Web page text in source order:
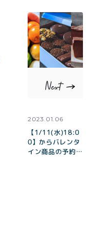
2023.01.06
【1/11(水)18:0
0】からバレンタ
イン商品の予約販